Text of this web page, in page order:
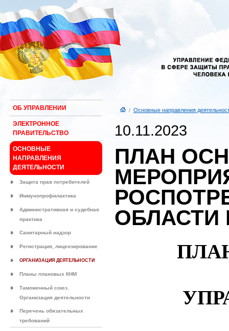
ОБ УПРАВЛЕНИИ
ЭЛЕКТРОННОЕ
ПРАВИТЕЛЬСТВО
ОСНОВНЫЕ
НАПРАВЛЕНИЯ
ДЕЯТЕЛЬНОСТИ
Защита прав потребителей
Иммунопрофилактика
Административная и судебная
практика
Санитарный надзор
Регистрация, лицензирование
ОРГАНИЗАЦИЯ ДЕЯТЕЛЬНОСТИ
Планы плановых КНМ
Таможенный союз.
Организация деятельности
Перечень обязательных
требований
/ Основные направления
10.11.2023
ПЛАН
ОБЛАСТИ